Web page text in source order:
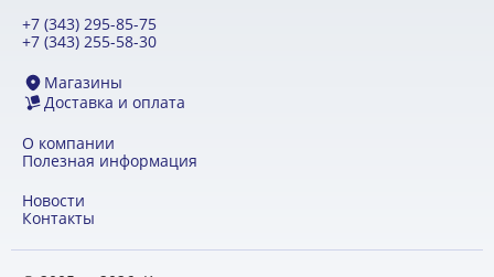
+7 (343) 295-85-75
+7 (343) 255-58-30
Магазины
Доставка и оплата
О компании
Полезная информация
Новости
Контакты